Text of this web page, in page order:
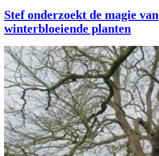
Stef onderzoekt de magie van
winterbloeiende planten